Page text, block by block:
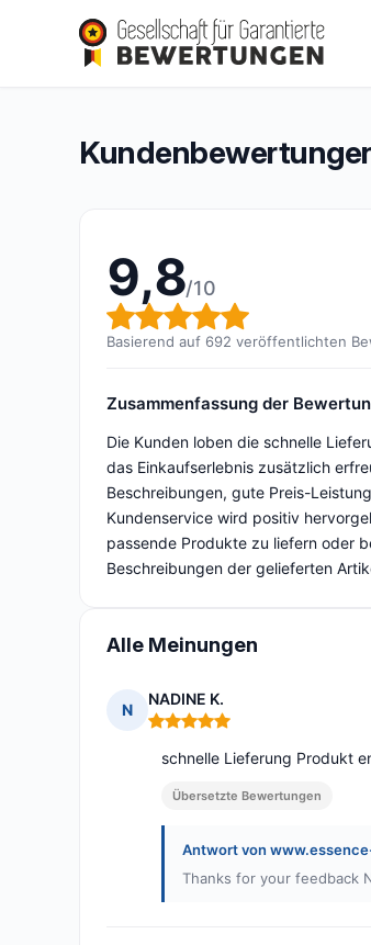
www.essence-box.fr
Gesamtbewertung: 9,8 von 10
9,8/10(692 Bewertungen)
9,8/10
Gesamtbewertung:
Basierend auf 692 veröffentlichten
Zusammenfassung der
Die Kunden loben die schnelle
das Einkaufserlebnis zusätzlich
Beschreibungen, gute Preis-
Kundenservice wird positiv
passende Produkte zu liefern oder
Beschreibungen der gelieferten
Alle Meinungen
N
NADINE K.
Hinweis: 5 von 5
schnelle Lieferung Produkt
Übersetzte Bewertungen
Antwort von
Thanks for your feedback